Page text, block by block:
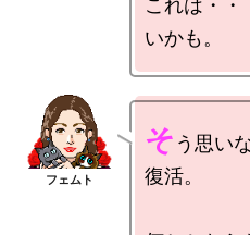
これは・
そ う思い
復活。